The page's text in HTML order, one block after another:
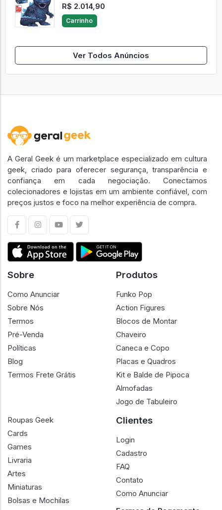
R$ 2.014,90
Carrinho
Ver Todos Anúncios
A Geral Geek é um marketplace especializado em cultura
geek, criado para oferecer segurança, transparência e
confiança em cada negociação. Conectamos
colecionadores e lojistas em um ambiente confiável, com
preços justos e foco na melhor experiência de compra.
Sobre
Como Anunciar
Sobre Nós
Termos
Pré-Venda
Políticas
Blog
Termos Frete Grátis
Produtos
Funko Pop
Action Figures
Blocos de Montar
Chaveiro
Caneca e Copo
Placas e Quadros
Kit e Balde de Pipoca
Almofadas
Jogo de Tabuleiro
Roupas Geek
Cards
Games
Livraria
Artes
Miniaturas
Bolsas e Mochilas
Clientes
Login
Cadastro
FAQ
Contato
Como Anunciar